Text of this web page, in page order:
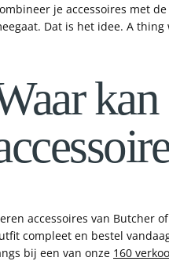
je accessoires met
Dat is het idee. A thing
accessoires van Butcher
compleet en bestel
bij een van onze 160